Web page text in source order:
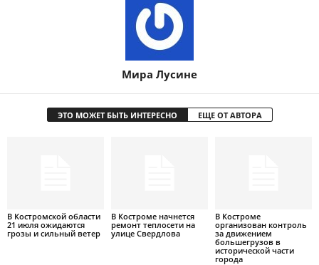
Мира Лусине
ЭТО МОЖЕТ БЫТЬ ИНТЕРЕСНО ЕЩЕ ОТ АВТОРА
В Костромской области
21 июля ожидаются
грозы и сильный ветер
В Костроме начнется
ремонт теплосети на
улице Свердлова
В Костроме
организован контроль
за движением
большегрузов в
исторической части
города